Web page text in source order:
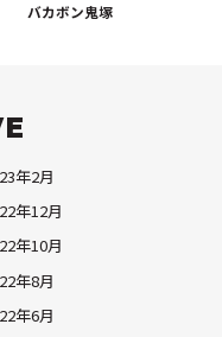
バカボン鬼塚
年2月
年12月
年10月
年8月
年6月